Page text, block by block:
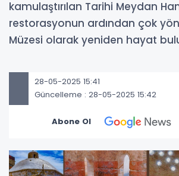
kamulaştırılan Tarihi Meydan
restorasyonun ardından çok
Müzesi olarak yeniden hayat
28-05-2025 15:41
Güncelleme : 28-05-2025 15:42
Abone Ol